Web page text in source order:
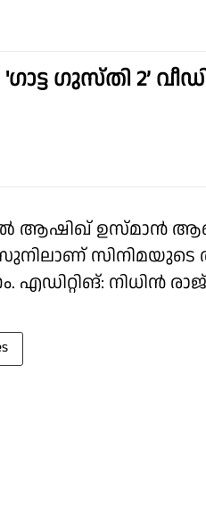
'ഗാട്ട ഗുസ്തി 2’
ആഷിഖ് ഉസ്മാന്‍
സിനിമയുടെ
നിധിൻ